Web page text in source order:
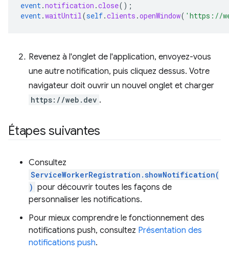
event.notification .close();
event.waitUntil(self.clients .openWindow( 'https://
Revenez à l'onglet de l'application, envoyez-vous
une autre notification, puis cliquez dessus. Votre
navigateur doit ouvrir un nouvel onglet et charger
https://web.dev .
Étapes suivantes
Consultez
ServiceWorkerRegistration.showNotification(
) pour découvrir toutes les façons de
personnaliser les notifications.
Pour mieux comprendre le fonctionnement des
notifications push, consultez Présentation des
notifications push.